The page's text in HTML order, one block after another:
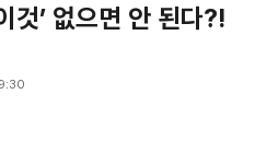
’ 없으면 안 된다?!